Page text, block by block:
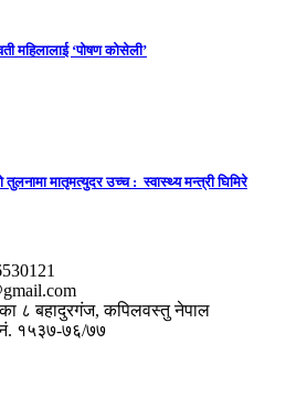
महिलालाई ‘पोषण कोसेली’
मातृमत्युदर उच्च : स्वास्थ्य मन्त्री घिमिरे
८ बहादुरगंज, कपिलवस्तु नेपाल
नं. १५३७-७६/७७